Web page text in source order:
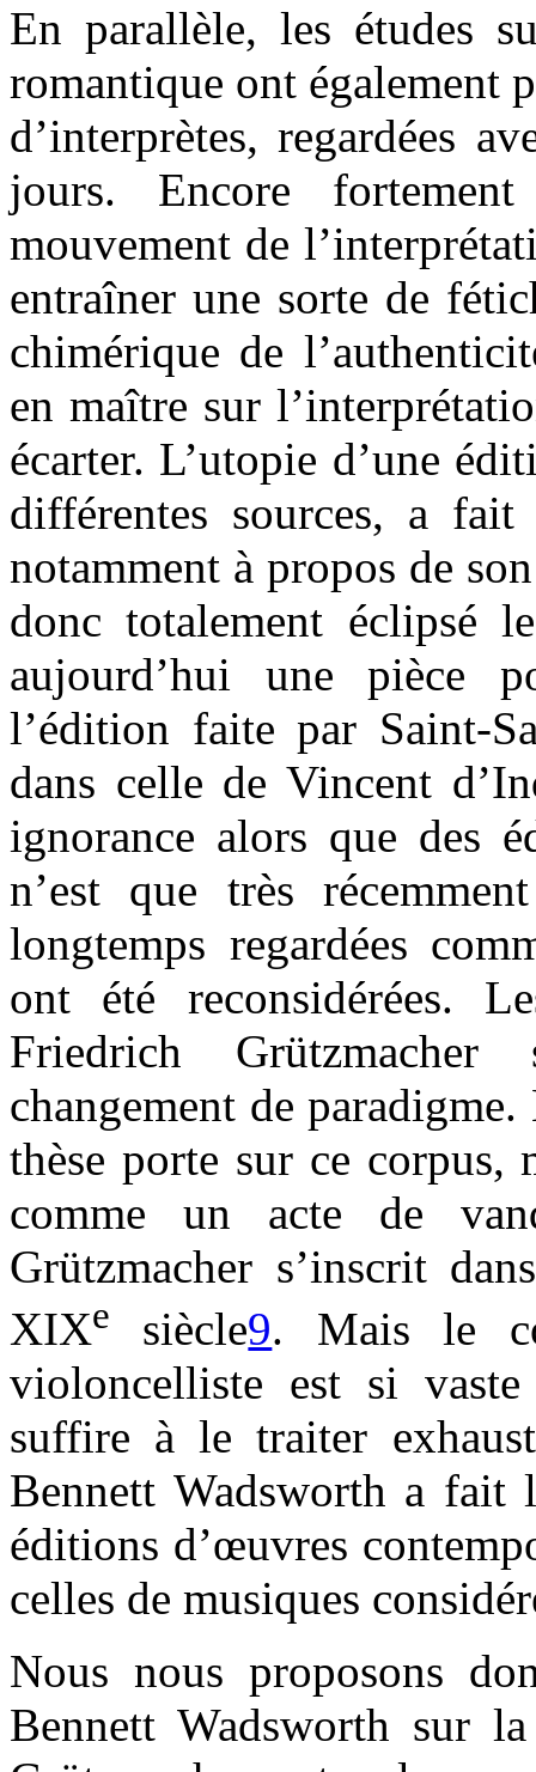
En parallèle, les études
romantique ont également
d’interprètes, regardées
jours. Encore
mouvement de
entraîner une sorte de
chimérique de
en maître sur
écarter. L’utopie d’une
différentes sources, a fait
notamment à propos de
donc totalement éclipsé
aujourd’hui une pièce
l’édition faite par Saint-
dans celle de Vincent
ignorance alors que des
n’est que très
longtemps regardées
ont été reconsidérées.
Friedrich
changement de
thèse porte sur ce corpus,
comme un acte de
Grützmacher s’inscrit
XIXe siècle9. Mais le
violoncelliste est si
suffire à le traiter
Bennett Wadsworth a fait
éditions d’œuvres
celles de musiques
Nous nous proposons
Bennett Wadsworth sur